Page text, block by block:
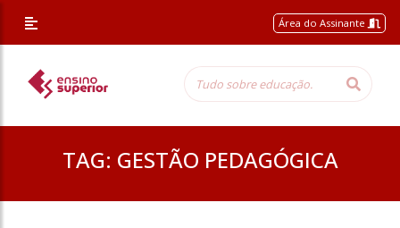
Área do Assinante
TAG: GESTÃO PEDAGÓGICA